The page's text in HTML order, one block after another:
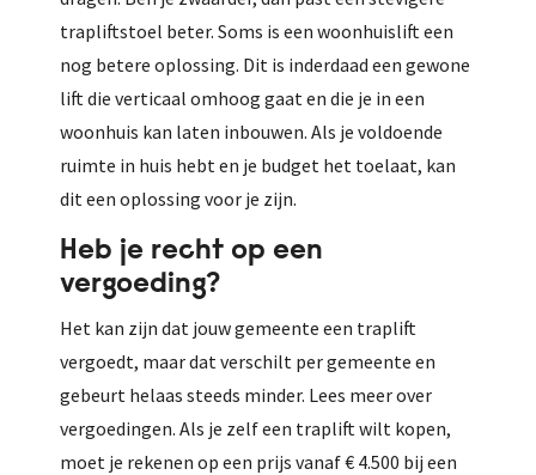
trapliftstoel beter. Soms is een woonhuislift een
nog betere oplossing. Dit is inderdaad een gewone
lift die verticaal omhoog gaat en die je in een
woonhuis kan laten inbouwen. Als je voldoende
ruimte in huis hebt en je budget het toelaat, kan
dit een oplossing voor je zijn.
Heb je recht op een
vergoeding?
Het kan zijn dat jouw gemeente een traplift
vergoedt, maar dat verschilt per gemeente en
gebeurt helaas steeds minder. Lees meer over
vergoedingen. Als je zelf een traplift wilt kopen,
moet je rekenen op een prijs vanaf € 4.500 bij een